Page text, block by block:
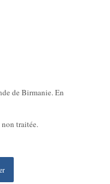
de Birmanie. En
non traitée.